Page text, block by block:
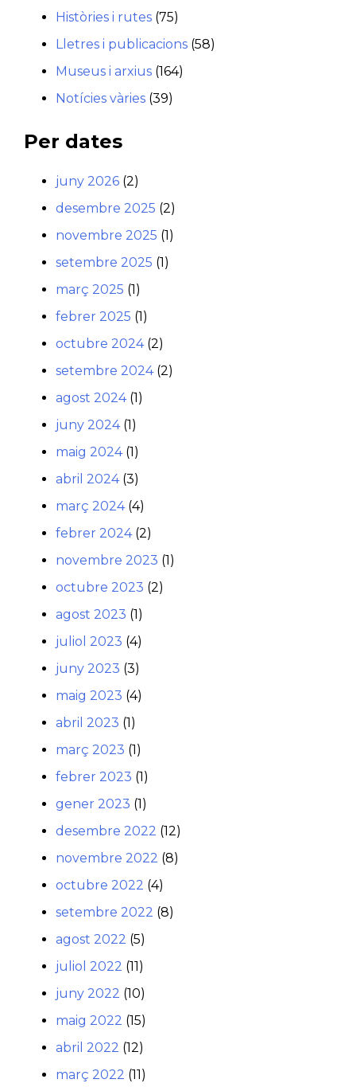
Històries i rutes (75)
Lletres i publicacions (58)
Museus i arxius (164)
Notícies vàries (39)
Per dates
juny 2026 (2)
desembre 2025 (2)
novembre 2025 (1)
setembre 2025 (1)
març 2025 (1)
febrer 2025 (1)
octubre 2024(2)
setembre 2024(2)
agost 2024(1)
juny 2024(1)
maig 2024(1)
abril 2024(3)
març 2024(4)
febrer 2024(2)
novembre 2023 (1)
octubre 2023 (2)
agost 2023 (1)
juliol 2023 (4)
juny 2023 (3)
maig 2023 (4)
abril 2023 (1)
març 2023 (1)
febrer 2023 (1)
gener 2023 (1)
desembre 2022 (12)
novembre 2022 (8)
octubre 2022 (4)
setembre 2022 (8)
agost 2022 (5)
juliol 2022 (11)
juny 2022 (10)
maig 2022 (15)
abril 2022 (12)
març 2022 (11)